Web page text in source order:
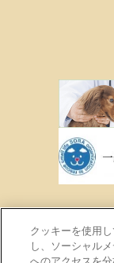
クッキーを使用
し、ソーシャル